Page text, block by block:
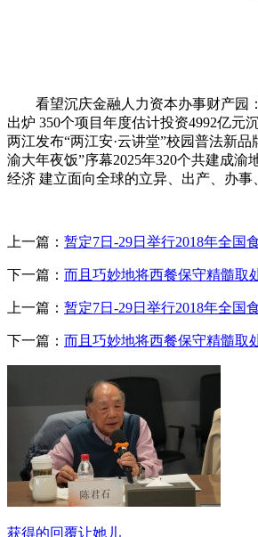
看望沉庆金融人力资本办事财产园：
出炉 350个项目年度估计投资4992亿
两江发布“两江安·云讲堂”校园普法新
渝大年夜饭”序幕2025年320个共建成
经济 建立面向全球的立异、出产、办
上一篇： 暂定7日-29日举行2018年全国
下一篇： 而且巧妙地将西餐保守精髓取
上一篇： 暂定7日-29日举行2018年全国
下一篇： 而且巧妙地将西餐保守精髓取
获得的回覆让她儿